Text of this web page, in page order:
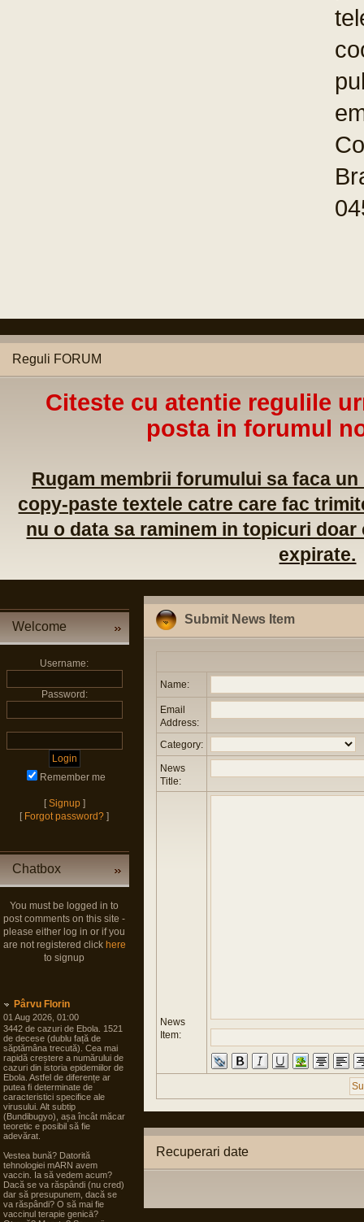
Reguli FORUM
Citeste cu atentie regulile
posta in forumul
Rugam membrii forumului sa faca
copy-paste textele catre care fac
nu o data sa raminem in topicuri
expirate.
Welcome
Username:
Password:
Remember me
[Signup ]
[ Forgot password? ]
Chatbox
You must be logged in to
post comments on this site -
please either log in or if you
are not registered click here
to signup
Pârvu Florin
01 Aug 2026, 01:00
3442 de cazuri de Ebola. 1521
de decese (dublu față de
săptămâna trecută). Cea mai
rapidă creștere a numărului de
cazuri din istoria epidemiilor de
Ebola. Astfel de diferențe ar
putea fi determinate de
caracteristici specifice ale
virusului. Alt subtip
(Bundibugyo), așa încât măcar
teoretic e posibil să fie
adevărat.
Vestea bună? Datorită
tehnologiei mARN avem
vaccin. Ia să vedem acum?
Dacă se va răspândi (nu cred)
dar să presupunem, dacă se
va răspândi? O să mai fie
vaccinul terapie genicā?
Submit News Item
Name:
Email
Address:
Category:
News
Title:
News
Item:
Recuperari date